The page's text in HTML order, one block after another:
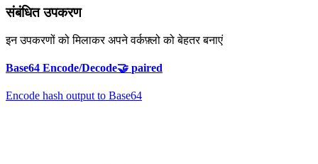
संबंधित उपकरण
इन उपकरणों को मिलाकर अपने वर्कफ़्लो को बेहतर बनाएं
Base64 Encode/Decode🤝 paired
Encode hash output to Base64